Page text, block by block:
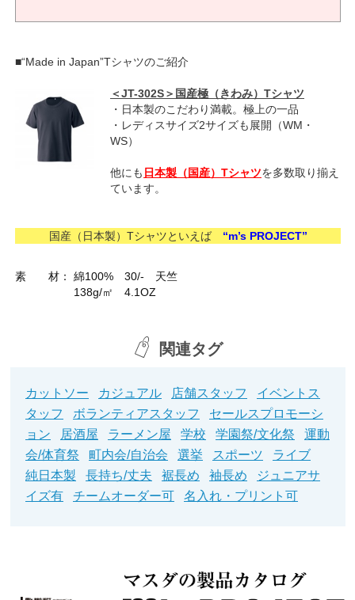
■“Made in Japan”Tシャツのご紹介
＜JT-302S＞国産極（きわみ）Tシャツ
・日本製のこだわり満載。極上の一品
・レディスサイズ2サイズも展開（WM・
WS）
他にも 日本製（国産）Tシャツを多数取り揃え
ています。
国産（日本製）Tシャツといえば “m’s PROJECT”
素 材： 綿100% 30/- 天竺
138g/㎡ 4.1OZ
関連タグ
カットソー カジュアル 店舗スタッフ
イベントス
タッフ
ボランティアスタッフ
セールスプロモーシ
ョン
居酒屋 ラーメン屋 学校 学園祭/文化祭
運動
会/体育祭
町内会/自治会 選挙 スポーツ
ライブ
純日本製
長持ち/丈夫 裾長め 袖長め
ジュニアサ
イズ有
チームオーダー可 名入れ・プリント可